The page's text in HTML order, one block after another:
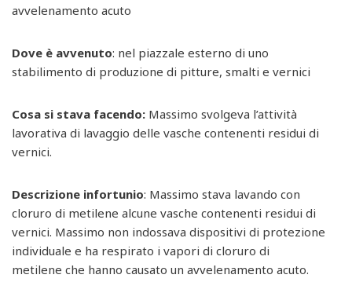
avvelenamento acuto
Dove è avvenuto: nel piazzale esterno di uno
stabilimento di produzione di pitture, smalti e vernici
Cosa si stava facendo: Massimo svolgeva l’attività
lavorativa di lavaggio delle vasche contenenti residui di
vernici.
Descrizione infortunio: Massimo stava lavando con
cloruro di metilene alcune vasche contenenti residui di
vernici. Massimo non indossava dispositivi di protezione
individuale e ha respirato i vapori di cloruro di
metilene che hanno causato un avvelenamento acuto.